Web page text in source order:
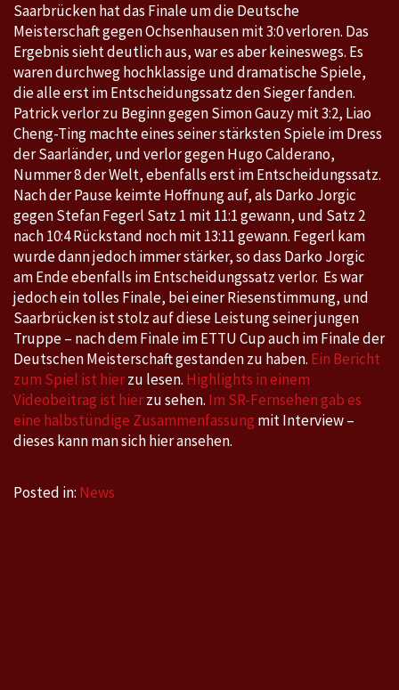
Saarbrücken hat das Finale um die Deutsche
Meisterschaft gegen Ochsenhausen mit 3:0 verloren. Das
Ergebnis sieht deutlich aus, war es aber keineswegs. Es
waren durchweg hochklassige und dramatische Spiele,
die alle erst im Entscheidungssatz den Sieger fanden.
Patrick verlor zu Beginn gegen Simon Gauzy mit 3:2, Liao
Cheng-Ting machte eines seiner stärksten Spiele im Dress
der Saarländer, und verlor gegen Hugo Calderano,
Nummer 8 der Welt, ebenfalls erst im Entscheidungssatz.
Nach der Pause keimte Hoffnung auf, als Darko Jorgic
gegen Stefan Fegerl Satz 1 mit 11:1 gewann, und Satz 2
nach 10:4 Rückstand noch mit 13:11 gewann. Fegerl kam
wurde dann jedoch immer stärker, so dass Darko Jorgic
am Ende ebenfalls im Entscheidungssatz verlor. Es war
jedoch ein tolles Finale, bei einer Riesenstimmung, und
Saarbrücken ist stolz auf diese Leistung seiner jungen
Truppe – nach dem Finale im ETTU Cup auch im Finale der
Deutschen Meisterschaft gestanden zu haben. Ein Bericht
zum Spiel ist hierzu lesen. Highlights in einem
Videobeitrag ist hierzu sehen. Im SR-Fernsehen gab es
eine halbstündige Zusammenfassung mit Interview –
dieses kann man sich hier ansehen.
Posted in: News